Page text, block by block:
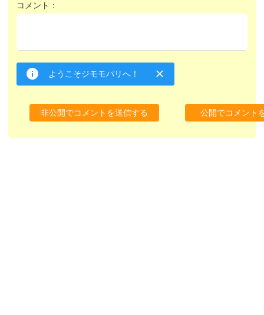
コメント：
ようこそジモモパリへ！
非公開でコメントを送信する 公開でコメント